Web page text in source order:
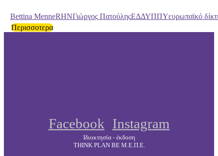
Bettina MenneRΗΝΓιώργος ΠατούληςΕΔΔΥΠΠΥευρωπαϊκό
Περισσοτερα
Facebook Instagram
Ιδιοκτησία - έκδοση
THINK PLAN BE Μ.Ε.Π.Ε.